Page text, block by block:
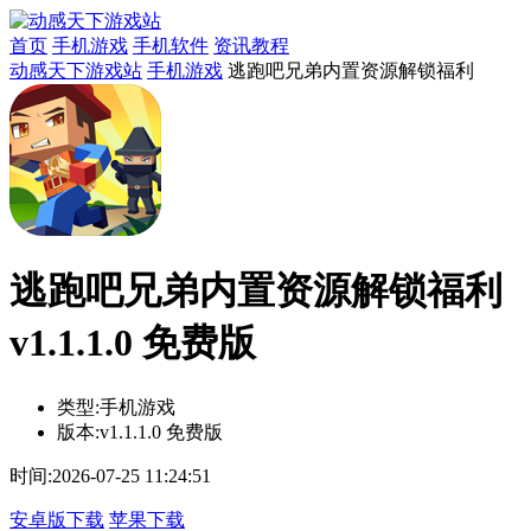
首页 手机游戏 手机软件 资讯教程
动感天下游戏站 手机游戏 逃跑吧兄弟内置资源解锁福利
逃跑吧兄弟内置资源解锁福利
v1.1.1.0 免费版
类型:手机游戏
版本:v1.1.1.0 免费版
时间:2026-07-25 11:24:51
安卓版下载 苹果下载